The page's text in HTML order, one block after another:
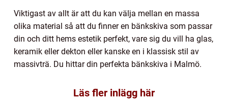
Viktigast av allt är att du kan välja mellan en massa
olika material så att du finner en bänkskiva som passar
din och ditt hems estetik perfekt, vare sig du vill ha glas,
keramik eller dekton eller kanske en i klassisk stil av
massivträ. Du hittar din perfekta bänkskiva i Malmö.
Läs fler inlägg här